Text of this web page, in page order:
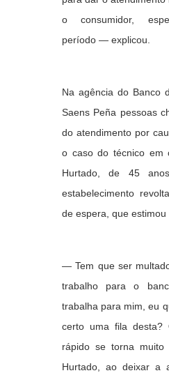
o consumidor,
período — explicou.
Na agência do Banco
Saens Peña pessoas
do atendimento por
o caso do técnico em
Hurtado, de 45
estabelecimento
de espera, que estimou
— Tem que ser
trabalho para o
trabalha para mim, eu
certo uma fila desta?
rápido se torna muito
Hurtado, ao deixar a